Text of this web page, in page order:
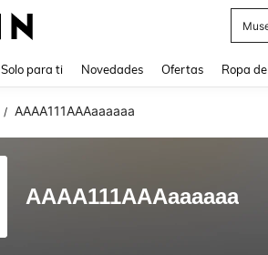
Solo para ti Novedades Ofertas Ropa
/ AAAA111AAAaaaaaa
AAAA111AAAaaaaaa